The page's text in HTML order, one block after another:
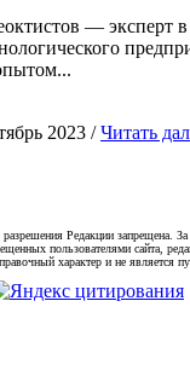
— эксперт в
2023 /Читать
разрешения Редакции запрещена.
пользователями сайта,
характер и не является